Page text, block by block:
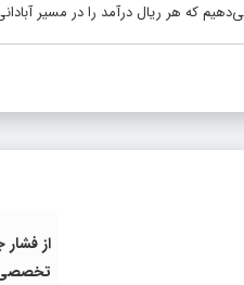
که هر ریال درآمد را در مسیر
از